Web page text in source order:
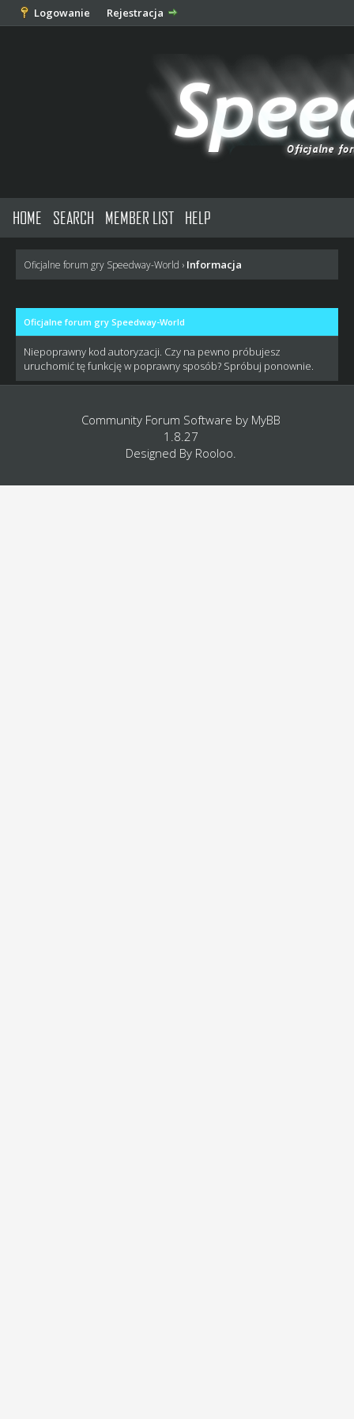
Logowanie Rejestracja
HOME SEARCH MEMBER LIST HELP
Oficjalne forum gry Speedway-World › Informacja
Oficjalne forum gry Speedway-World
Niepoprawny kod autoryzacji. Czy na pewno próbujesz
uruchomić tę funkcję w poprawny sposób? Spróbuj ponownie.
Community Forum Software by MyBB
1.8.27
Designed By Rooloo.